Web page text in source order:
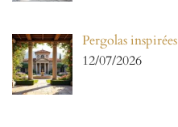
Pergolas
12/07/2026